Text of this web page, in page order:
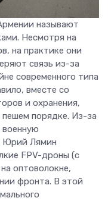
называют
Несмотря на
на практике они
связь из-за
современного типа
вместе со
и охранения,
порядке. Из-за
военную
Юрий Лямин
FPV-дроны (с
оптоволокне,
фронта. В этой